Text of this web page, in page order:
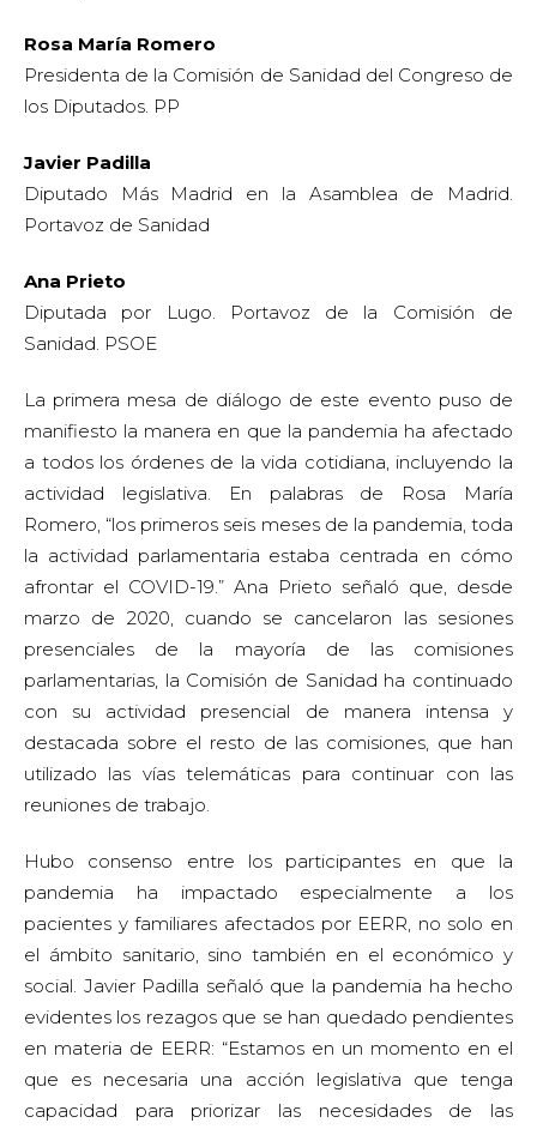
Rosa María Romero
Presidenta de la Comisión de Sanidad del Congreso de
los Diputados. PP
Javier Padilla
Diputado Más Madrid en la Asamblea de Madrid.
Portavoz de Sanidad
Ana Prieto
Diputada por Lugo. Portavoz de la Comisión de
Sanidad. PSOE
La primera mesa de diálogo de este evento puso de
manifiesto la manera en que la pandemia ha afectado
a todos los órdenes de la vida cotidiana, incluyendo la
actividad legislativa. En palabras de Rosa María
Romero, “los primeros seis meses de la pandemia, toda
la actividad parlamentaria estaba centrada en cómo
afrontar el COVID-19.” Ana Prieto señaló que, desde
marzo de 2020, cuando se cancelaron las sesiones
presenciales de la mayoría de las comisiones
parlamentarias, la Comisión de Sanidad ha continuado
con su actividad presencial de manera intensa y
destacada sobre el resto de las comisiones, que han
utilizado las vías telemáticas para continuar con las
reuniones de trabajo.
Hubo consenso entre los participantes en que la
pandemia ha impactado especialmente a los
pacientes y familiares afectados por EERR, no solo en
el ámbito sanitario, sino también en el económico y
social. Javier Padilla señaló que la pandemia ha hecho
evidentes los rezagos que se han quedado pendientes
en materia de EERR: “Estamos en un momento en el
que es necesaria una acción legislativa que tenga
capacidad para priorizar las necesidades de las